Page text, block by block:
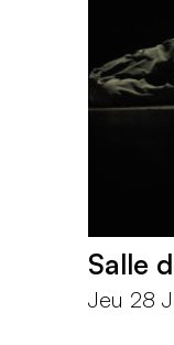
Salle
Jeu 28